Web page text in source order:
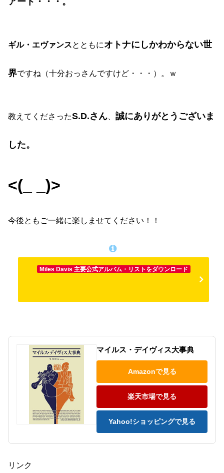
ギル・エヴァンスとともにオトナにしかわからない世
界ですね（十分おっさんですけど・・・）。ｗ
教えてくださったS.D.さん 誠にありがとうございま
した。
<(_ _)>
今後ともご一緒に楽しませてください！！
Miles Davis 主要公式アルバム・リストをダウンロード
マイルス・デイヴィス大事典
Amazonで見る
楽天市場で見る
Yahoo!ショッピングで見る
リンク